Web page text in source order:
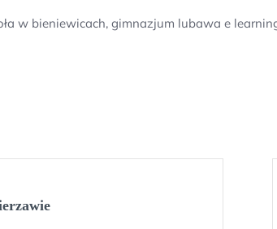
w bieniewicach, gimnazjum lubawa e